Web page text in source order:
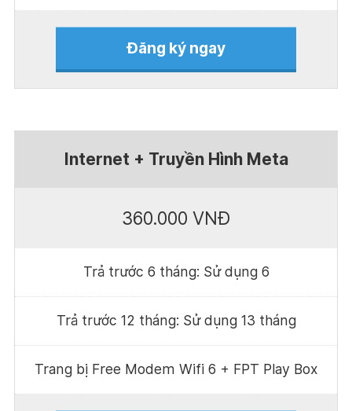
Đăng ký ngay
Internet + Truyền Hình Meta
360.000 VNĐ
Trả trước 6 tháng: Sử dụng 6
Trả trước 12 tháng: Sử dụng 13 tháng
Trang bị Free Modem Wifi 6 + FPT Play Box